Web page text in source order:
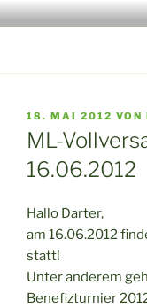
Zum
Inhalt
Die Webseite der
VERÖFFENTLICHT
AM
18. MAI 2012 VON
ML-
16.06.2012
Hallo Darter,
am 16.06.2012
statt!
Unter anderem
Benefizturnier